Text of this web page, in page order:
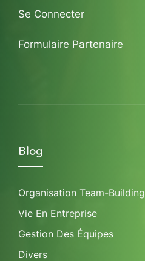
Se Connecter
Formulaire Partenaire
Blog
Organisation Team-Building
Vie En Entreprise
Gestion Des Équipes
Divers